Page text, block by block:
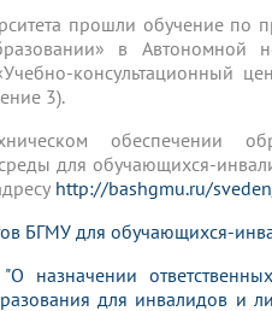
прошли обучение по
в Автономной
консультационный
3).
обеспечении
для обучающихся-
http://bashgmu.ru/
БГМУ для обучающихся-
для инвалидов и